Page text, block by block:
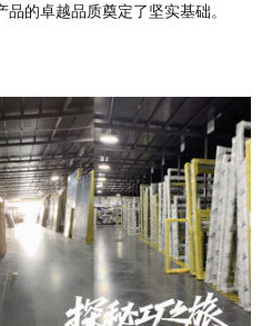
的卓越品质奠定了坚实基础。